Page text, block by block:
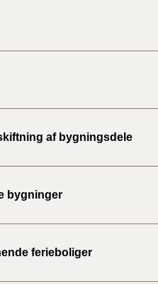
af bygningsdele
bygninger
ferieboliger